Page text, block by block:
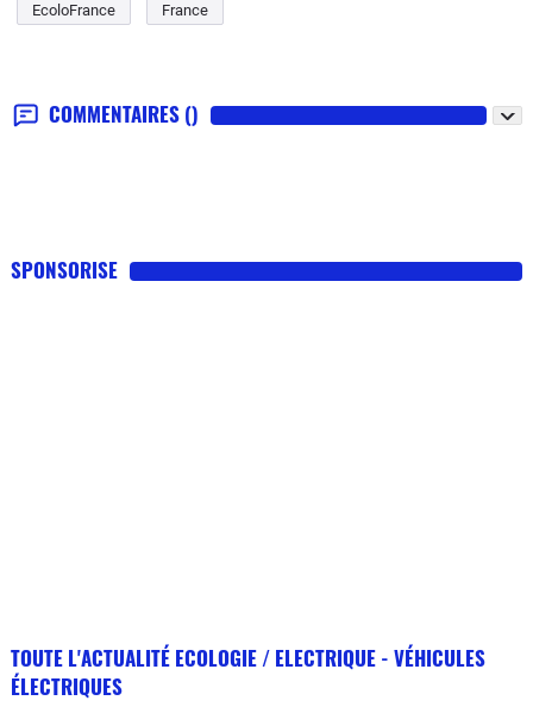
EcoloFrance France
COMMENTAIRES ()
SPONSORISE
TOUTE L'ACTUALITÉ ECOLOGIE / ELECTRIQUE - VÉHICULES
ÉLECTRIQUES